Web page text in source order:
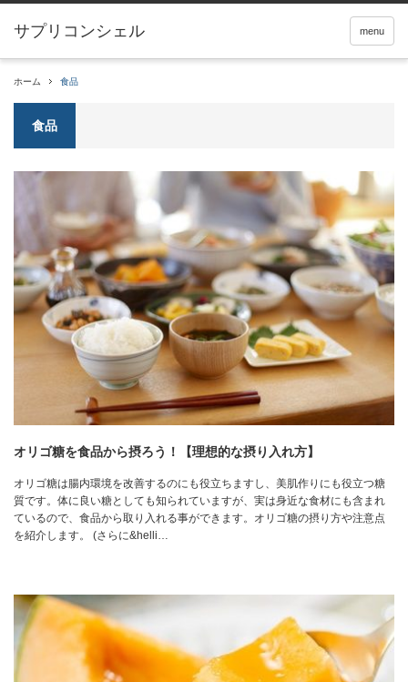
サプリコンシェル menu
ホーム 食品
食品
オリゴ糖を食品から摂ろう！【理想的な摂り入れ方】
オリゴ糖は腸内環境を改善するのにも役立ちますし、美肌作りにも役立つ糖
質です。体に良い糖としても知られていますが、実は身近な食材にも含まれ
ているので、食品から取り入れる事ができます。オリゴ糖の摂り方や注意点
を紹介します。 (さらに&helli…